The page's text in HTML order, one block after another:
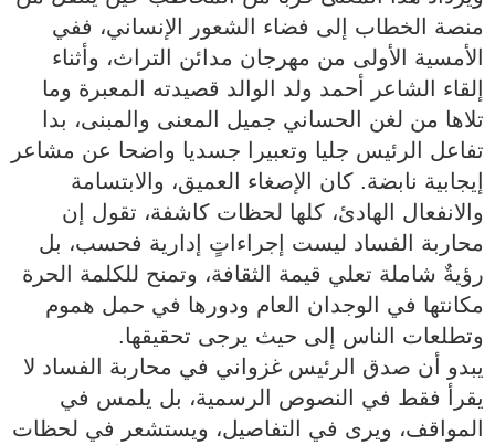
منصة الخطاب إلى فضاء الشعور الإنساني، ففي
الأمسية الأولى من مهرجان مدائن التراث، وأثناء
إلقاء الشاعر أحمد ولد الوالد قصيدته المعبرة وما
تلاها من لغن الحساني جميل المعنى والمبنى، بدا
تفاعل الرئيس جليا وتعبيرا جسديا واضحا عن مشاعر
إيجابية نابضة. كان الإصغاء العميق، والابتسامة
والانفعال الهادئ، كلها لحظات كاشفة، تقول إن
محاربة الفساد ليست إجراءاتٍ إدارية فحسب، بل
رؤيةٌ شاملة تعلي قيمة الثقافة، وتمنح للكلمة الحرة
مكانتها في الوجدان العام ودورها في حمل هموم
وتطلعات الناس إلى حيث يرجى تحقيقها.
يبدو أن صدق الرئيس غزواني في محاربة الفساد لا
يقرأ فقط في النصوص الرسمية، بل يلمس في
المواقف، ويرى في التفاصيل، ويستشعر في لحظات